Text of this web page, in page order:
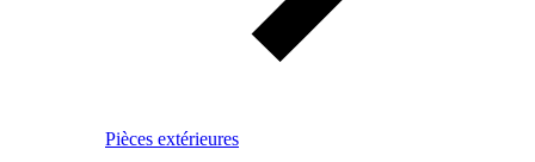
Pièces extérieures